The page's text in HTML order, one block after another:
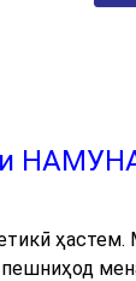
пешниҳод